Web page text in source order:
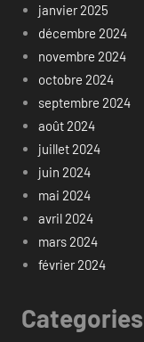
janvier 2025
décembre 2024
novembre 2024
octobre 2024
septembre 2024
août 2024
juillet 2024
juin 2024
mai 2024
avril 2024
mars 2024
février 2024
Categories